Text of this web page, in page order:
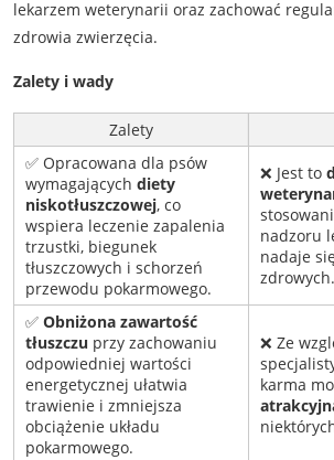
lekarzem weterynarii oraz zachować
zdrowia zwierzęcia.
Zalety i wady
Zalety
✅ Opracowana dla psów
wymagających diety
niskotłuszczowej, co
wspiera leczenie zapalenia
trzustki, biegunek
tłuszczowych i schorzeń
przewodu pokarmowego.
❌ Jest to
nadzoru
nadaje
zdrowych.
✅ Obniżona zawartość
tłuszczu przy zachowaniu
odpowiedniej wartości
energetycznej ułatwia
trawienie i zmniejsza
obciążenie układu
pokarmowego.
❌ Ze
karma